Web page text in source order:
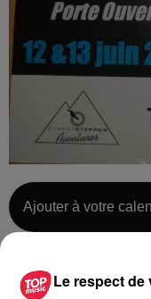
Ajouter à votre
Le respect